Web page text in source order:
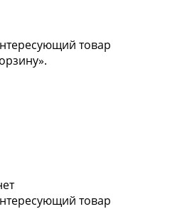
товар
товар